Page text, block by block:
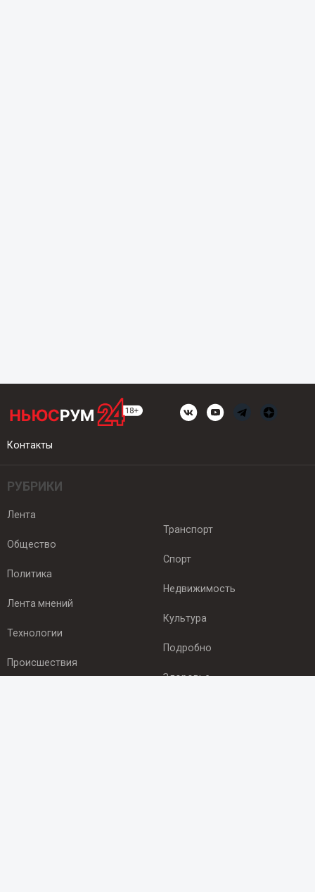
Контакты
РУБРИКИ
Лента
Общество
Политика
Лента мнений
Технологии
Происшествия
Транспорт
Спорт
Недвижимость
Культура
Подробно
Здоровье